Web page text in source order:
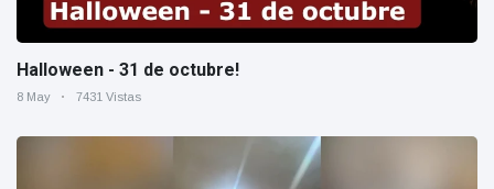
Halloween - 31 de octubre!
8 May 7431 Vistas